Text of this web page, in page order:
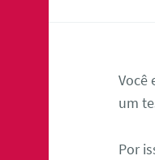
Você
um
Por